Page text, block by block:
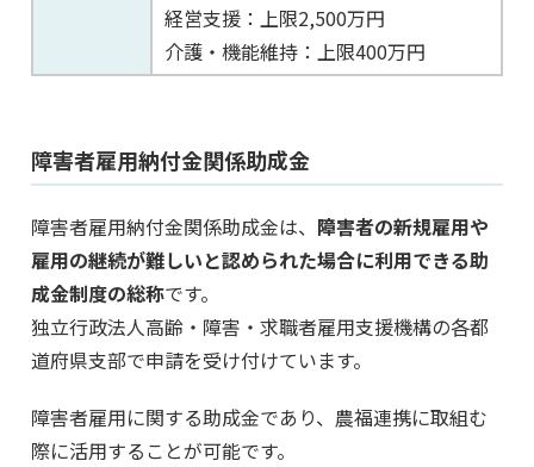
経営支援：上限2,500万円
介護・機能維持：上限400万円
障害者雇用納付金関係助成金
障害者雇用納付金関係助成金は、 障害者の新規雇用や
雇用の継続が難しいと認められた場合に利用できる助
成金制度の総称です。
独立行政法人高齢・障害・求職者雇用支援機構の各都
道府県支部で申請を受け付けています。
障害者雇用に関する助成金であり、農福連携に取組む
際に活用することが可能です。